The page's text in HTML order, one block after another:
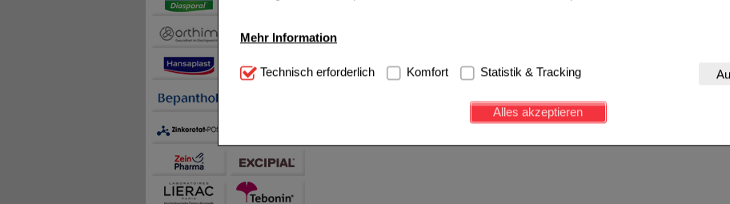
Mehr Information
Technisch Notwendig: Hierbei handelt es sich um Cookies, die für die Grundfunktionen
notwendig sind (z.B. Navigation, Warenkorb, Kundenkonto), weshalb auf diese nicht
Diese Cookies werden genutzt um das Einkaufserlebnis noch ansprechender zu
beispielsweise für die Wiedererkennung des Besuchers oder unsere Seite an bevorzugte
Statistik & Tracking:
sammeln, mit deren Hilfe wir unsere Website weiter für Sie optimieren können, den Inhalt auf
Technisch erforderlich Komfort Statistik & Tracking
Alles akzeptieren